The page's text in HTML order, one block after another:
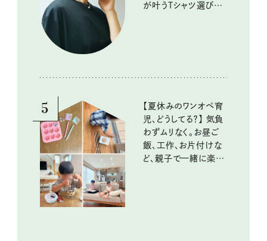
が叶うTシャツ選びの
5
【夏休みのワンオペ育
児、どうしてる？】 気負
わずムリなく。お昼ご
飯、工作、お片付けな
ど、親子で一緒に楽し